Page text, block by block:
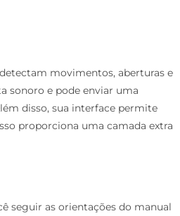
movimentos, aberturas e
sonoro e pode enviar uma
disso, sua interface permite
proporciona uma camada extra
seguir as orientações do manual